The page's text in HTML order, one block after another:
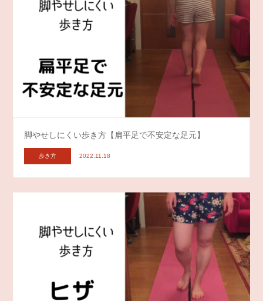
脚やせしにくい歩き方【扁平足で不安定な足元】
歩き方 2022.11.18